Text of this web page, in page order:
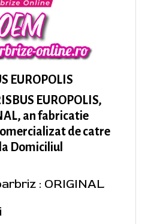
EUROPOLIS
EUROPOLIS,
an fabricatie
de catre
Domiciliul
: ORIGINAL